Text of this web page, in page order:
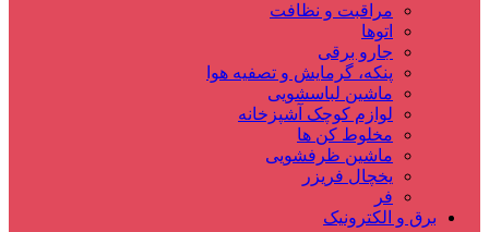
مراقبت و نظافت
اتوها
جارو برقی
پنکه، گرمایش و تصفیه هوا
ماشین لباسشویی
لوازم کوچک آشپزخانه
مخلوط کن ها
ماشین ظرفشویی
یخچال فریزر
فر
برق و الکترونیک